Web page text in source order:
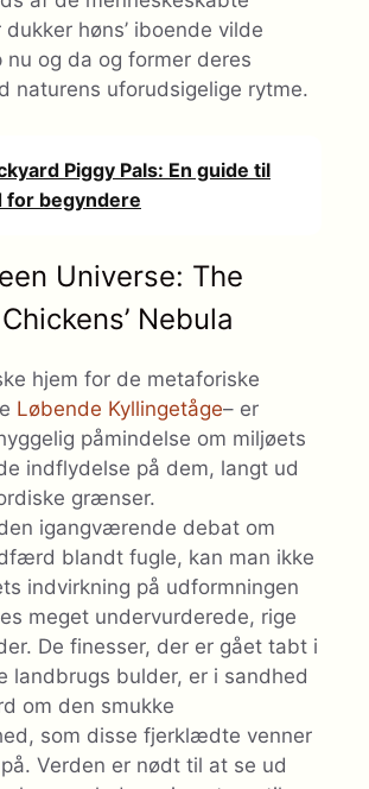
høns’ iboende vilde
nu og da og former deres
naturens uforudsigelige rytme.
Piggy Pals: En guide til
for begyndere
Universe: The
Nebula
hjem for de metaforiske
Løbende Kyllingetåge– er
påmindelse om miljøets
indflydelse på dem, langt ud
grænser.
igangværende debat om
blandt fugle, kan man ikke
indvirkning på udformningen
meget undervurderede, rige
De finesser, der er gået tabt i
landbrugs bulder, er i sandhed
om den smukke
som disse fjerklædte venner
Verden er nødt til at se ud